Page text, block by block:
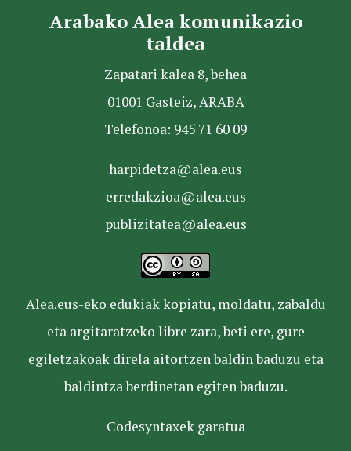
Arabako Alea komunikazio
taldea
Zapatari kalea 8, behea
01001 Gasteiz, ARABA
Telefonoa: 945 71 60 09
harpidetza@alea.eus
erredakzioa@alea.eus
publizitatea@alea.eus
Alea.eus-eko edukiak kopiatu, moldatu, zabaldu
eta argitaratzeko libre zara, beti ere, gure
egiletzakoak direla aitortzen baldin baduzu eta
baldintza berdinetan egiten baduzu.
Codesyntaxek garatua